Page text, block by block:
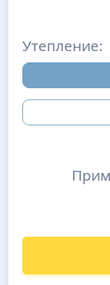
Утепление: